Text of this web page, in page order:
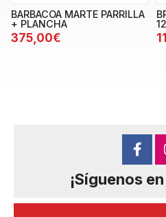
BARBACOA MARTE PARRILLA
+ PLANCHA
375,00€
¡Síguenos